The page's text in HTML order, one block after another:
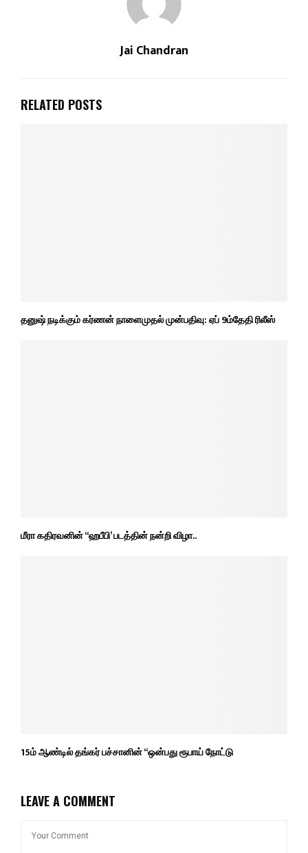
Jai Chandran
RELATED POSTS
தனுஷ் நடிக்கும் கர்ணன் நாளைமுதல் முன்பதிவு: ஏப் 9ம்தேதி ரிலீஸ்
மீரா கதிரவனின் “ஹபீபி’ படத்தின் நன்றி விழா..
15ம் ஆண்டில் தங்கர் பச்சானின் “ஒன்பது ரூபாய் நோட்டு
LEAVE A COMMENT